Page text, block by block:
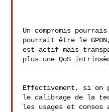
Un compromis
pourrait être le
est actif mais
plus une QoS
Effectivement, si on
le calibrage de la
les usages et